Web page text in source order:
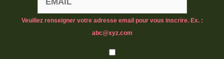
Veuillez renseigner votre adresse email pour vous inscrire. Ex. :
abc@xyz.com